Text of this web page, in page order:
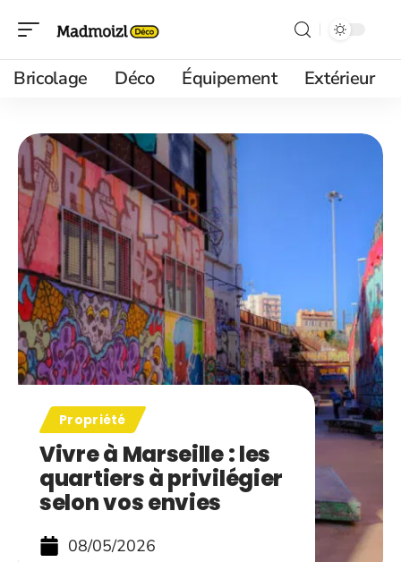
Bricolage Déco Équipement Extérieur
Propriété
Vivre à Marseille : les
quartiers à privilégier
selon vos envies
08/05/2026